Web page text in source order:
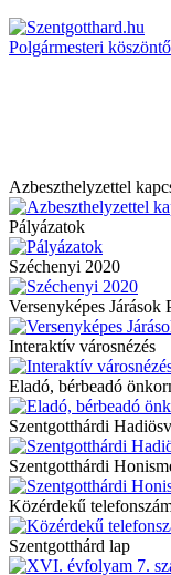
Polgármesteri köszöntő
Azbeszthelyzettel
Pályázatok
Széchenyi 2020
Versenyképes Járások
Interaktív városnézés
Eladó, bérbeadó
Szentgotthárdi
Szentgotthárdi
Közérdekű
Szentgotthárd lap